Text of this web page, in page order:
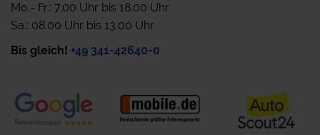
Mo.- Fr.: 7.00 Uhr bis 18.00 Uhr
Sa.: 08.00 Uhr bis 13.00 Uhr
Bis gleich! +49 341-42640-0